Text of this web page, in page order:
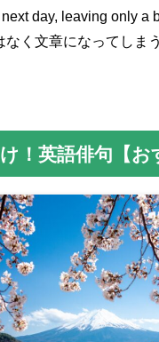
day, leaving only a
なく文章になってしま
！英語俳句【お